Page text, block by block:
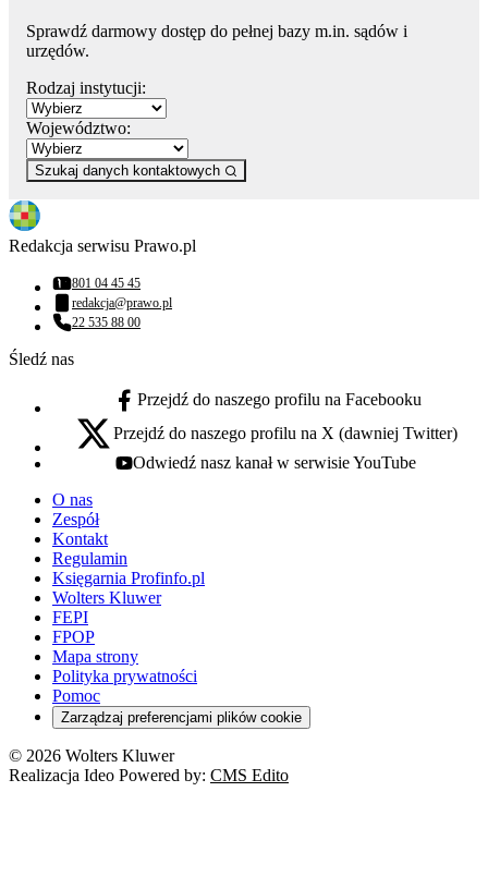
Sprawdź darmowy dostęp do pełnej bazy m.in. sądów i
urzędów.
Rodzaj instytucji:
Województwo:
Szukaj danych kontaktowych
Redakcja serwisu Prawo.pl
Numer telefonu:
801 04 45 45
Adres email:
redakcja@prawo.pl
Numer telefonu:
22 535 88 00
Śledź nas
facebook - otwiera się w nowej karcie
Przejdź do naszego profilu na Facebooku
x - otwiera się w nowej karcie
Przejdź do naszego profilu na X (dawniej Twitter)
youtube - otwiera się w nowej karcie
Odwiedź nasz kanał w serwisie YouTube
O nas
Zespół
Kontakt
Regulamin
Księgarnia Profinfo.pl
Wolters Kluwer
FEPI
FPOP
Mapa strony
Polityka prywatności
Pomoc
Zarządzaj preferencjami plików cookie
© 2026 Wolters Kluwer
Realizacja Ideo Powered by: CMS Edito